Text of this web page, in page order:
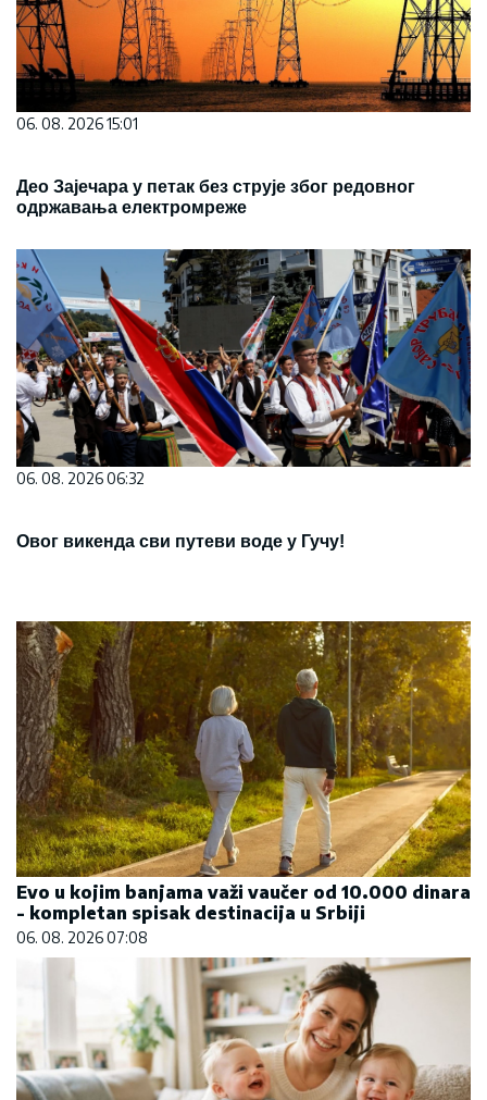
06. 08. 2026 15:01
Део Зајечара у петак без струје због редовног
одржавања електромреже
06. 08. 2026 06:32
Овог викенда сви путеви воде у Гучу!
Evo u kojim banjama važi vaučer od 10.000 dinara
- kompletan spisak destinacija u Srbiji
06. 08. 2026 07:08